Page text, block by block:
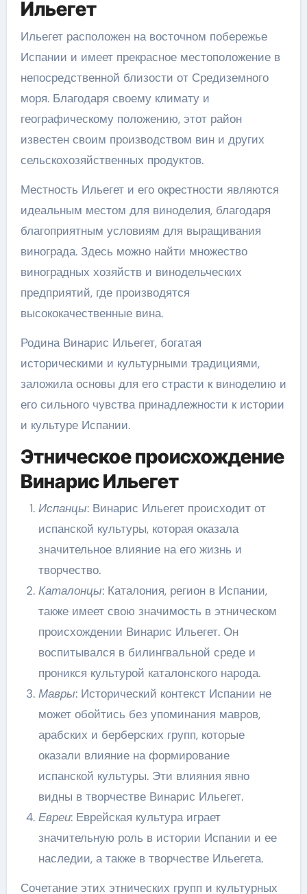
Ильегет
Ильегет расположен на восточном побережье
Испании и имеет прекрасное местоположение в
непосредственной близости от Средиземного
моря. Благодаря своему климату и
географическому положению, этот район
известен своим производством вин и других
сельскохозяйственных продуктов.
Местность Ильегет и его окрестности являются
идеальным местом для виноделия, благодаря
благоприятным условиям для выращивания
винограда. Здесь можно найти множество
виноградных хозяйств и винодельческих
предприятий, где производятся
высококачественные вина.
Родина Винарис Ильегет, богатая
историческими и культурными традициями,
заложила основы для его страсти к виноделию и
его сильного чувства принадлежности к истории
и культуре Испании.
Этническое происхождение
Винарис Ильегет
Испанцы: Винарис Ильегет происходит от
испанской культуры, которая оказала
значительное влияние на его жизнь и
творчество.
Каталонцы: Каталония, регион в Испании,
также имеет свою значимость в этническом
происхождении Винарис Ильегет. Он
воспитывался в билингвальной среде и
проникся культурой каталонского народа.
Мавры: Исторический контекст Испании не
может обойтись без упоминания мавров,
арабских и берберских групп, которые
оказали влияние на формирование
испанской культуры. Эти влияния явно
видны в творчестве Винарис Ильегет.
Евреи: Еврейская культура играет
значительную роль в истории Испании и ее
наследии, а также в творчестве Ильегета.
Сочетание этих этнических групп и культурных